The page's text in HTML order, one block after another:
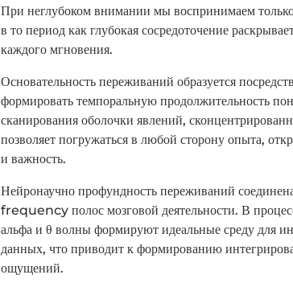
При неглубоком внимании мы воспринимаем
в то период как глубокая сосредоточение
каждого мгновения.
Основательность переживаний образуется
формировать темпоральную продолжительность
сканирования оболочки явлений,
позволяет погружаться в любой сторону опыта,
и важность.
Нейронаучно профундность переживаний
frequency полос мозговой деятельности. В
альфа и θ волны формируют идеальные среду для
данных, что приводит к формированию
ощущений.